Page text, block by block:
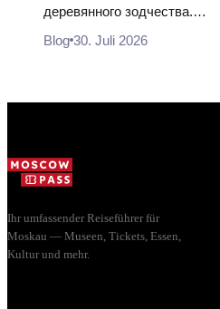
anreist
деревянного зодчества.
доехать из Москвы через
Blog 30. Juli 2026
Ihr umfassender Reiseführer für
Moskau — Museen, Tickets, Essen,
Kultur und mehr.